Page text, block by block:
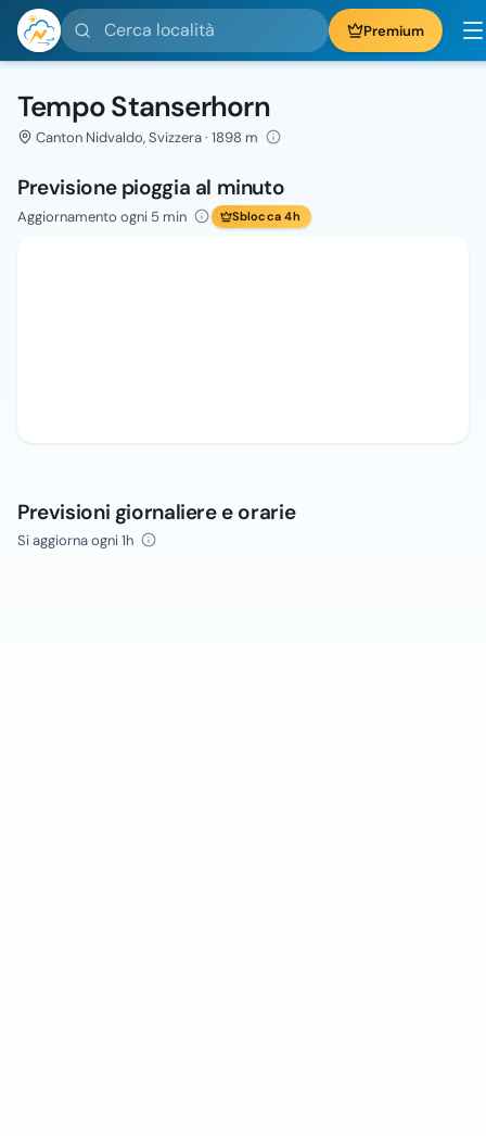
Cerca località Premium
Tempo Stanserhorn
Canton Nidvaldo, Svizzera · 1898 m
Previsione pioggia al minuto
Aggiornamento ogni 5 min Sblocca 4h
Previsioni giornaliere e orarie
Si aggiorna ogni 1h